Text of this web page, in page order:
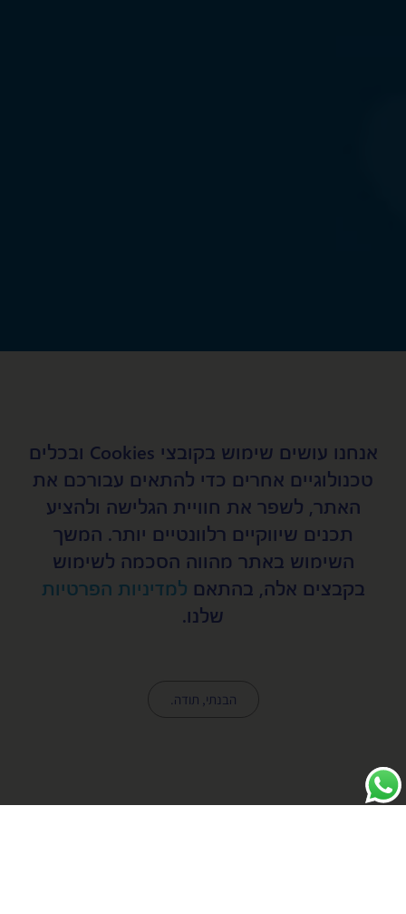
שם מלא
טלפון נייד
אנחנו עושים שימוש בקובצי Cookies ובכלים
טכנולוגיים אחרים כדי להתאים עבורכם את
האתר, לשפר את חוויית הגלישה ולהציע
תכנים שיווקיים רלוונטיים יותר. המשך
השימוש באתר מהווה הסכמה לשימוש
בקבצים אלה, בהתאם למדיניות הפרטיות
שלנו.
הבנתי, תודה.